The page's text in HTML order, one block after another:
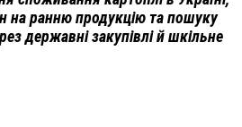
на ранню продукцію та пошуку
державні закупівлі й шкільне